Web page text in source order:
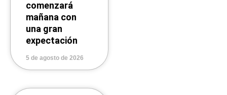
comenzará
mañana con
una gran
expectación
5 de agosto de 2026